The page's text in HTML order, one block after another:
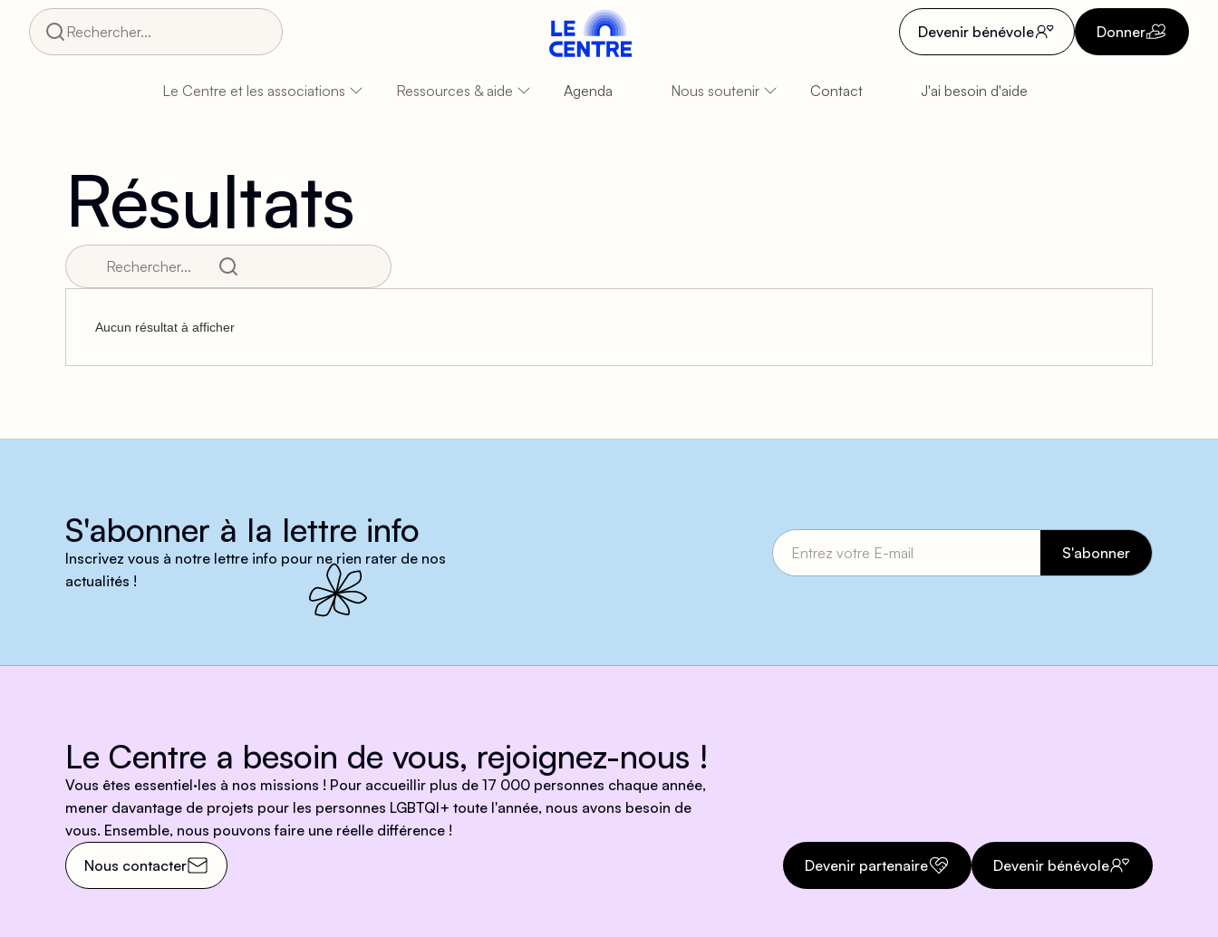
Rechercher... Devenir bénévole Donner
Le Centre et les associations Ressources & aide Agenda Nous soutenir Contact J'ai besoin d'aide
Résultats
Aucun résultat à afficher
S'abonner à la lettre info
Inscrivez vous à notre lettre info pour ne rien rater de nos
actualités !
Le Centre a besoin de vous, rejoignez-nous !
Vous êtes essentiel·les à nos missions ! Pour accueillir plus de 17 000 personnes chaque année,
mener davantage de projets pour les personnes LGBTQI+ toute l'année, nous avons besoin de
vous. Ensemble, nous pouvons faire une réelle différence !
Nous contacter
Devenir partenaire Devenir bénévole